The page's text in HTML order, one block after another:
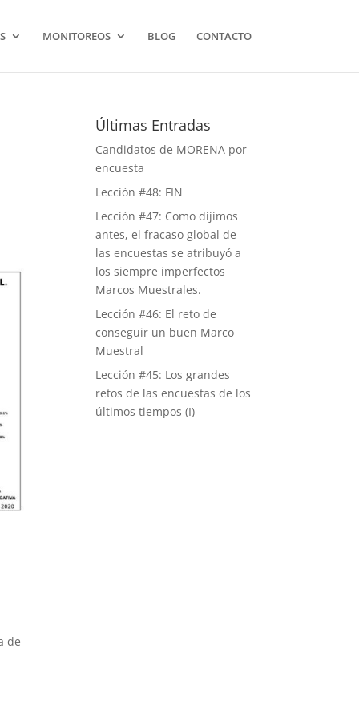
MONITOREOS BLOG CONTACTO
de
Últimas Entradas
Candidatos de MORENA por
encuesta
Lección #48: FIN
Lección #47: Como dijimos
antes, el fracaso global de
las encuestas se atribuyó a
los siempre imperfectos
Marcos Muestrales.
Lección #46: El reto de
conseguir un buen Marco
Muestral
Lección #45: Los grandes
retos de las encuestas de los
últimos tiempos (I)